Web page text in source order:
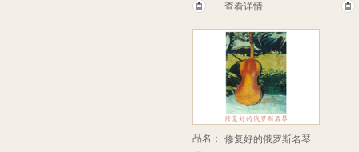
查看详情
品名：
修复好的俄罗斯名琴